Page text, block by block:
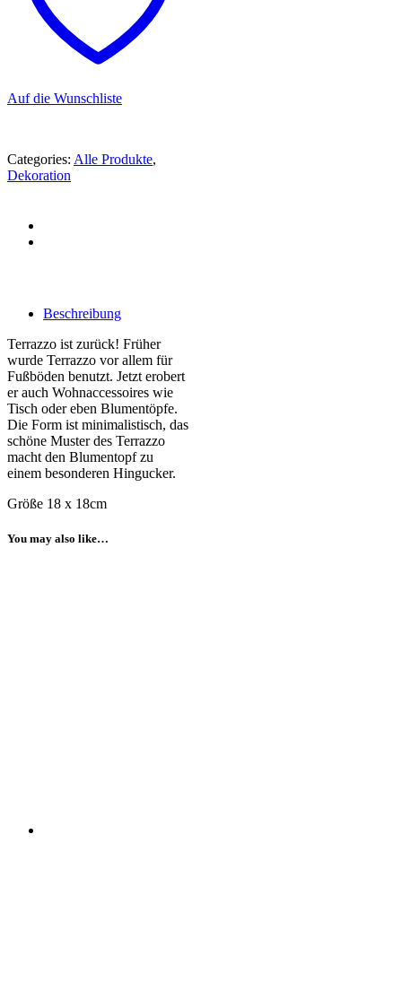
Auf die Wunschliste
Categories: Alle Produkte,
Dekoration
Beschreibung
Terrazzo ist zurück! Früher
wurde Terrazzo vor allem für
Fußböden benutzt. Jetzt erobert
er auch Wohnaccessoires wie
Tisch oder eben Blumentöpfe.
Die Form ist minimalistisch, das
schöne Muster des Terrazzo
macht den Blumentopf zu
einem besonderen Hingucker.
Größe 18 x 18cm
You may also like…